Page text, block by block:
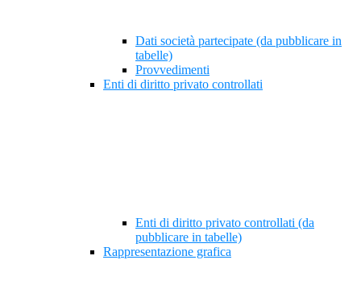
Dati società partecipate (da pubblicare in
tabelle)
Provvedimenti
Enti di diritto privato controllati
Enti di diritto privato controllati (da
pubblicare in tabelle)
Rappresentazione grafica